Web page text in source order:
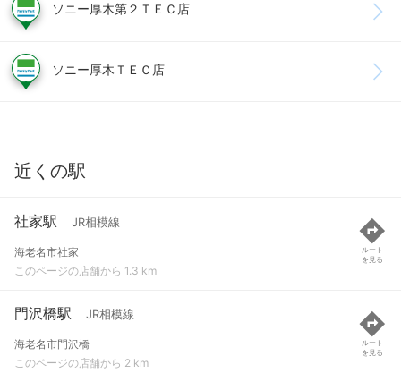
ソニー厚木第２ＴＥＣ店
ソニー厚木ＴＥＣ店
近くの駅
社家駅 JR相模線
海老名市社家
このページの店舗から 1.3 km
ルート
を見る
門沢橋駅 JR相模線
海老名市門沢橋
このページの店舗から 2 km
ルート
を見る